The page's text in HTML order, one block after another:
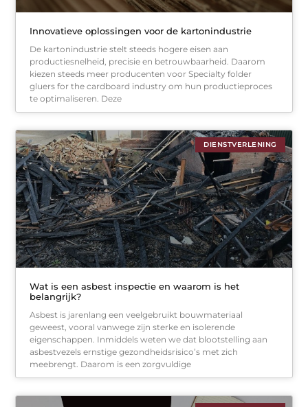
Innovatieve oplossingen voor de kartonindustrie
De kartonindustrie stelt steeds hogere eisen aan
productiesnelheid, precisie en betrouwbaarheid. Daarom
kiezen steeds meer producenten voor Specialty folder
gluers for the cardboard industry om hun productieproces
te optimaliseren. Deze
DIENSTVERLENING
Wat is een asbest inspectie en waarom is het
belangrijk?
Asbest is jarenlang een veelgebruikt bouwmateriaal
geweest, vooral vanwege zijn sterke en isolerende
eigenschappen. Inmiddels weten we dat blootstelling aan
asbestvezels ernstige gezondheidsrisico’s met zich
meebrengt. Daarom is een zorgvuldige